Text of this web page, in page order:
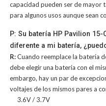
capacidad pueden ser de mayor
para algunos usos aunque sean
P: Su batería HP Pavilion
diferente a mi batería,
R:Cuando reemplace la batería
debe elegir una batería con el
embargo, hay un par de
voltajes de los mismos pares a
3.6V / 3.7V